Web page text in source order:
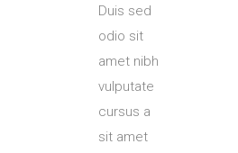
Duis sed
odio sit
amet nibh
vulputate
cursus a
sit amet